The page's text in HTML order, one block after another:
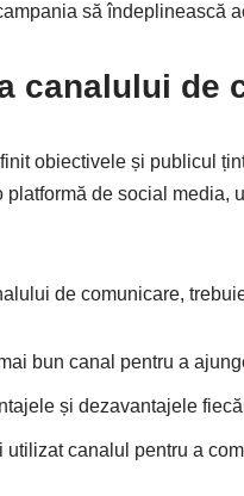
să îndeplinească
canalului de
obiectivele și publicul
platformă de social media,
de comunicare,
bun canal pentru a
și dezavantajele
utilizat canalul pentru a